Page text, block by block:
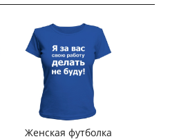
Женская футболка